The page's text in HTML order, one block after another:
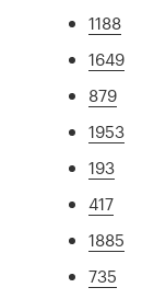
1188
1649
879
1953
193
417
1885
735